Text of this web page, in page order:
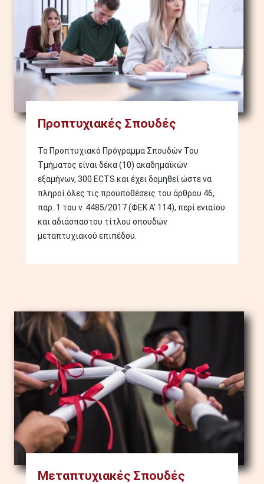
Προπτυχιακές Σπουδές
Το Προπτυχιακό Πρόγραμμα Σπουδών Του
Τμήματος είναι δέκα (10) ακαδημαϊκών
εξαμήνων, 300 ECTS και έχει δομηθεί ώστε να
πληροί όλες τις προϋποθέσεις του άρθρου 46,
παρ. 1 του ν. 4485/2017 (ΦΕΚ Α’ 114), περί ενιαίου
και αδιάσπαστου τίτλου σπουδών
μεταπτυχιακού επιπέδου.
Image
Μεταπτυχιακές Σπουδές